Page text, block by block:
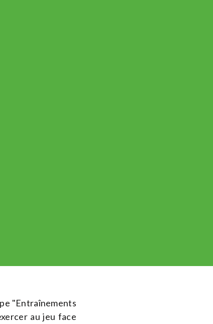
"Entraînements
au jeu face